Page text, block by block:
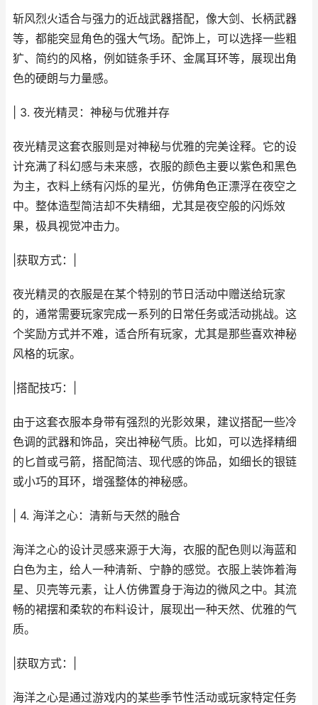
斩风烈火适合与强力的近战武器搭配，像大剑、长柄武器
等，都能突显角色的强大气场。配饰上，可以选择一些粗
犷、简约的风格，例如链条手环、金属耳环等，展现出角
色的硬朗与力量感。
| 3. 夜光精灵：神秘与优雅并存
夜光精灵这套衣服则是对神秘与优雅的完美诠释。它的设
计充满了科幻感与未来感，衣服的颜色主要以紫色和黑色
为主，衣料上绣有闪烁的星光，仿佛角色正漂浮在夜空之
中。整体造型简洁却不失精细，尤其是夜空般的闪烁效
果，极具视觉冲击力。
|获取方式：|
夜光精灵的衣服是在某个特别的节日活动中赠送给玩家
的，通常需要玩家完成一系列的日常任务或活动挑战。这
个奖励方式并不难，适合所有玩家，尤其是那些喜欢神秘
风格的玩家。
|搭配技巧：|
由于这套衣服本身带有强烈的光影效果，建议搭配一些冷
色调的武器和饰品，突出神秘气质。比如，可以选择精细
的匕首或弓箭，搭配简洁、现代感的饰品，如细长的银链
或小巧的耳环，增强整体的神秘感。
| 4. 海洋之心：清新与天然的融合
海洋之心的设计灵感来源于大海，衣服的配色则以海蓝和
白色为主，给人一种清新、宁静的感觉。衣服上装饰着海
星、贝壳等元素，让人仿佛置身于海边的微风之中。其流
畅的裙摆和柔软的布料设计，展现出一种天然、优雅的气
质。
|获取方式：|
海洋之心是通过游戏内的某些季节性活动或玩家特定任务